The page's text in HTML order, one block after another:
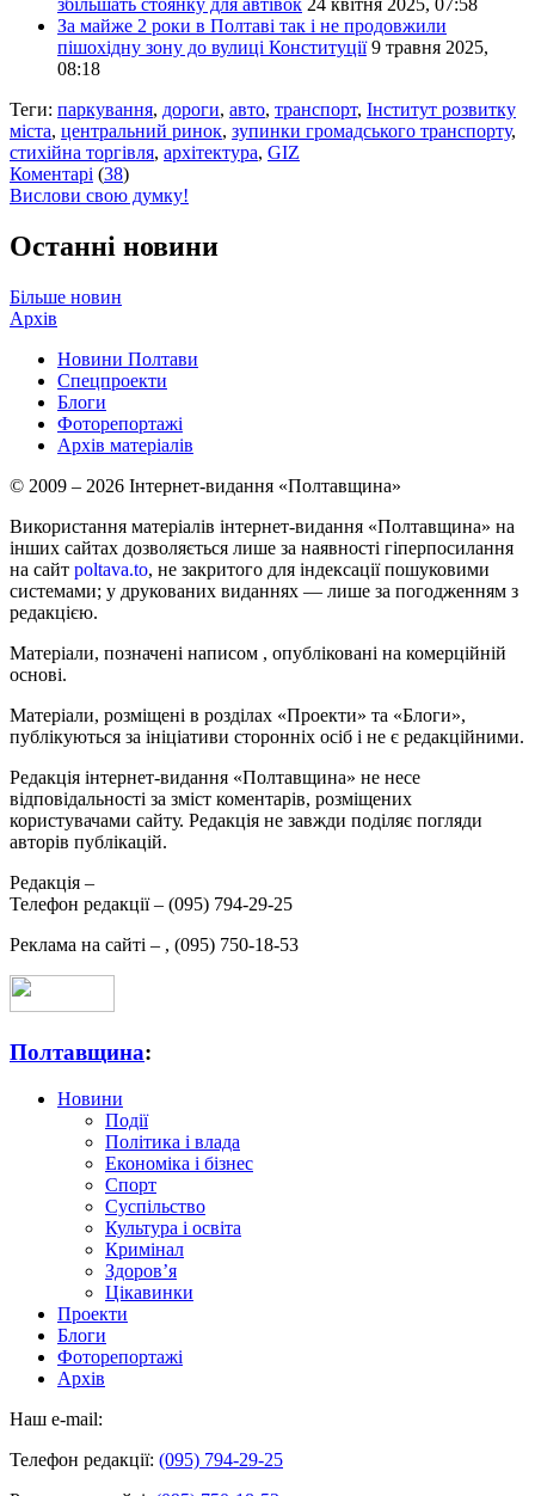
збільшать стоянку для автівок 24 квітня 2025, 07:58
За майже 2 роки в Полтаві так і не продовжили
пішохідну зону до вулиці Конституції 9 травня 2025,
08:18
Теги: паркування, дороги, авто, транспорт, Інститут розвитку
міста, центральний ринок, зупинки громадського транспорту,
стихійна торгівля, архітектура, GIZ
Коментарі (38)
Вислови свою думку!
Останні новини
Більше новин
Архів
Новини Полтави
Спецпроекти
Блоги
Фоторепортажі
Архів матеріалів
© 2009 – 2026 Інтернет-видання «Полтавщина»
Використання матеріалів інтернет-видання «Полтавщина» на
інших сайтах дозволяється лише за наявності гіперпосилання
на сайт poltava.to, не закритого для індексації пошуковими
системами; у друкованих виданнях — лише за погодженням з
редакцією.
Матеріали, позначені написом , опубліковані на комерційній
основі.
Матеріали, розміщені в розділах «Проекти» та «Блоги»,
публікуються за ініціативи сторонніх осіб і не є редакційними.
Редакція інтернет-видання «Полтавщина» не несе
відповідальності за зміст коментарів, розміщених
користувачами сайту. Редакція не завжди поділяє погляди
авторів публікацій.
Редакція –
Телефон редакції – (095) 794-29-25
Реклама на сайті – , (095) 750-18-53
Полтавщина:
Новини
Події
Політика і влада
Економіка і бізнес
Спорт
Суспільство
Культура і освіта
Кримінал
Здоров’я
Цікавинки
Проекти
Блоги
Фоторепортажі
Архів
Наш e-mail:
Телефон редакції: (095) 794-29-25